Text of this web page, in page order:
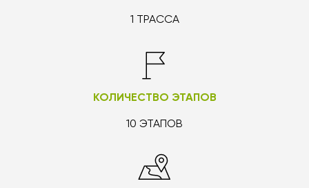
КОЛИЧЕСТВО ЭТАПОВ
1 ТРАССA
10 ЭТАПОВ